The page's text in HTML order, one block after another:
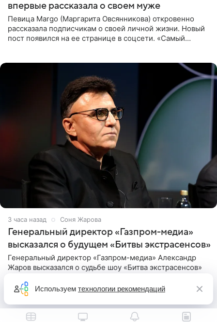
впервые рассказала о своем муже
Певица Margo (Маргарита Овсянникова) откровенно
рассказала подписчикам о своей личной жизни. Новый
пост появился на ее странице в соцсети. «Самый
3 часа назад Соня Жарова
Генеральный директор «Газпром-медиа»
высказался о будущем «Битвы экстрасенсов»
Генеральный директор «Газпром-медиа» Александр
Жаров высказался о судьбе шоу «Битва экстрасенсов»
подкаста «Путь в ТОП с Олесей Нагорной», выпуск
которого доступен в
Используем технологии рекомендаций